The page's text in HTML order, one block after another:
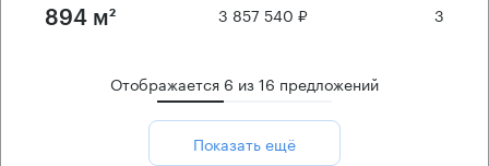
894 м² 3 857 540 ₽ 3
Отображается 6 из16 предложений
Показать ещё